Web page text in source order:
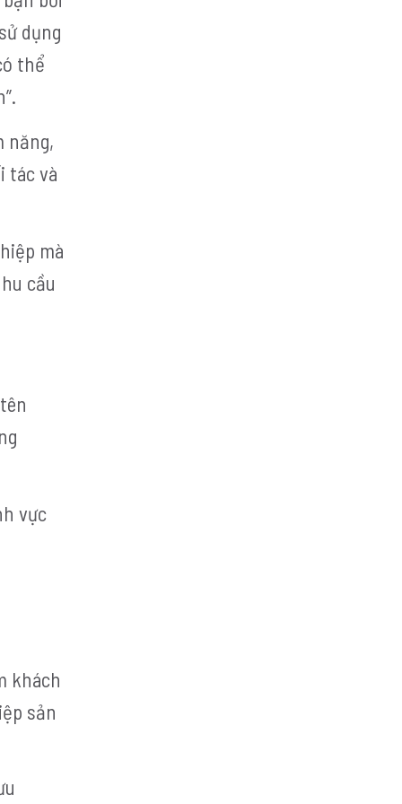
dụng
thể
năng,
tác và
mà
cầu
vực
khách
sản